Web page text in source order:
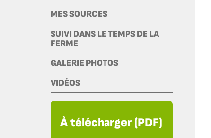
MES SOURCES
SUIVI DANS LE TEMPS DE LA
FERME
GALERIE PHOTOS
VIDÉOS
À télécharger (PDF)